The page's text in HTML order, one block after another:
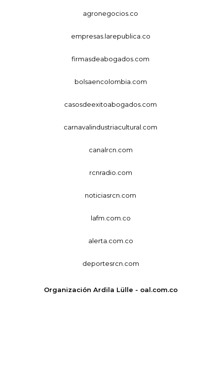
agronegocios.co
empresas.larepublica.co
firmasdeabogados.com
bolsaencolombia.com
casosdeexitoabogados.com
carnavalindustriacultural.com
canalrcn.com
rcnradio.com
noticiasrcn.com
lafm.com.co
alerta.com.co
deportesrcn.com
Organización Ardila Lülle - oal.com.co